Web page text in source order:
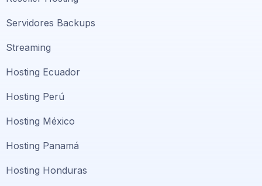
Servidores Backups
Streaming
Hosting Ecuador
Hosting Perú
Hosting México
Hosting Panamá
Hosting Honduras